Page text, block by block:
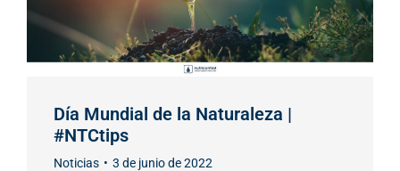
Día Mundial de la Naturaleza |
#NTCtips
Noticias 3 de junio de 2022